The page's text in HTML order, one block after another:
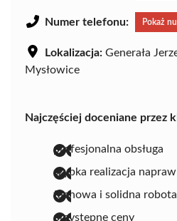
Numer telefonu: Pokaż
Lokalizacja: Generała
Mysłowice
Najczęściej doceniane przez
profesjonalna obsługa
szybka realizacja napraw
fachowa i solidna robota
przystępne ceny